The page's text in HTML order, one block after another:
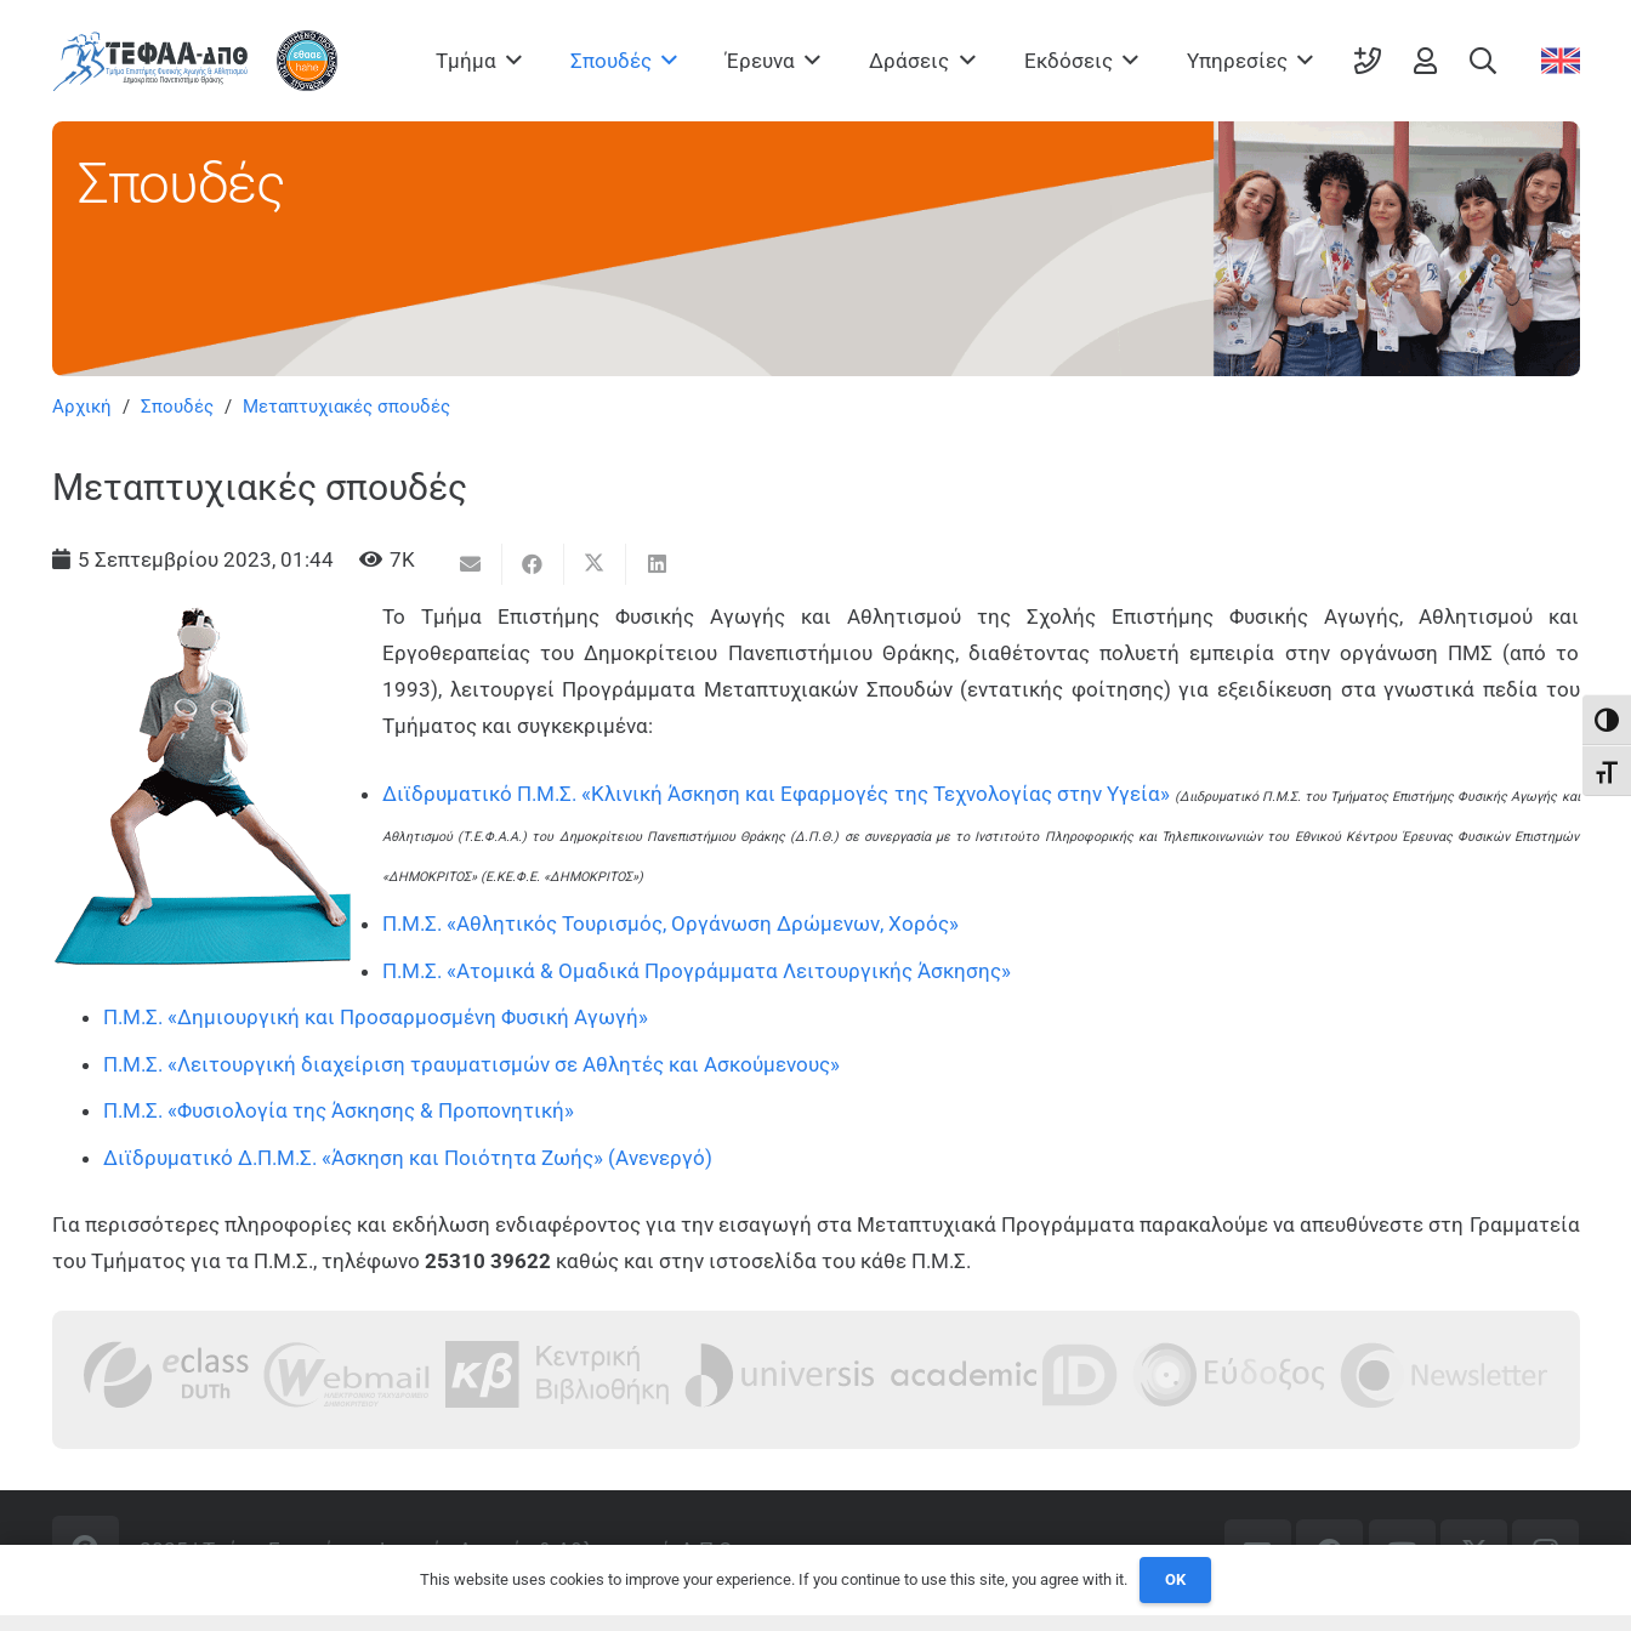
Τμήμα Σπουδές Έρευνα Δράσεις Εκδόσεις Υπηρεσίες
Σπουδές
Αρχική / Σπουδές / Μεταπτυχιακές σπουδές
Μεταπτυχιακές σπουδές
5 Σεπτεμβρίου 2023, 01:44 7K
Το Τμήμα Επιστήμης Φυσικής Αγωγής και Αθλητισμού της Σχολής Επιστήμης Φυσικής Αγωγής, Αθλητισμού και
Εργοθεραπείας του Δημοκρίτειου Πανεπιστήμιου Θράκης, διαθέτοντας πολυετή εμπειρία στην οργάνωση ΠΜΣ (από το
1993), λειτουργεί Προγράμματα Μεταπτυχιακών Σπουδών (εντατικής φοίτησης) για εξειδίκευση στα γνωστικά πεδία του
Τμήματος και συγκεκριμένα:
Διϊδρυματικό Π.Μ.Σ. «Κλινική Άσκηση και Εφαρμογές της Τεχνολογίας στην Υγεία» (Διιδρυματικό Π.Μ.Σ. του Τμήματος Επιστήμης Φυσικής Αγωγής και
Αθλητισμού (Τ.Ε.Φ.Α.Α.) του Δημοκρίτειου Πανεπιστήμιου Θράκης (Δ.Π.Θ.) σε συνεργασία με το Ινστιτούτο Πληροφορικής και Τηλεπικοινωνιών του Εθνικού Κέντρου Έρευνας Φυσικών Επιστημών
«ΔΗΜΟΚΡΙΤΟΣ» (Ε.ΚΕ.Φ.Ε. «ΔΗΜΟΚΡΙΤΟΣ»)
Π.Μ.Σ. «Αθλητικός Τουρισμός, Οργάνωση Δρώμενων, Χορός»
Π.Μ.Σ. «Ατομικά & Ομαδικά Προγράμματα Λειτουργικής Άσκησης»
Π.Μ.Σ. «Δημιουργική και Προσαρμοσμένη Φυσική Αγωγή»
Π.Μ.Σ. «Λειτουργική διαχείριση τραυματισμών σε Αθλητές και Ασκούμενους»
Π.Μ.Σ. «Φυσιολογία της Άσκησης & Προπονητική»
Διϊδρυματικό Δ.Π.Μ.Σ. «Άσκηση και Ποιότητα Ζωής» (Ανενεργό)
Για περισσότερες πληροφορίες και εκδήλωση ενδιαφέροντος για την εισαγωγή στα Μεταπτυχιακά Προγράμματα παρακαλούμε να απευθύνεστε στη Γραμματεία
του Τμήματος για τα Π.Μ.Σ., τηλέφωνο 25310 39622 καθώς και στην ιστοσελίδα του κάθε Π.Μ.Σ.
2025 | Τμήμα Επιστήμης Φυσικής Αγωγής & Αθλητισμού, Δ.Π.Θ.
This website uses cookies to improve your experience. If you continue to use this site, you agree with it. OK